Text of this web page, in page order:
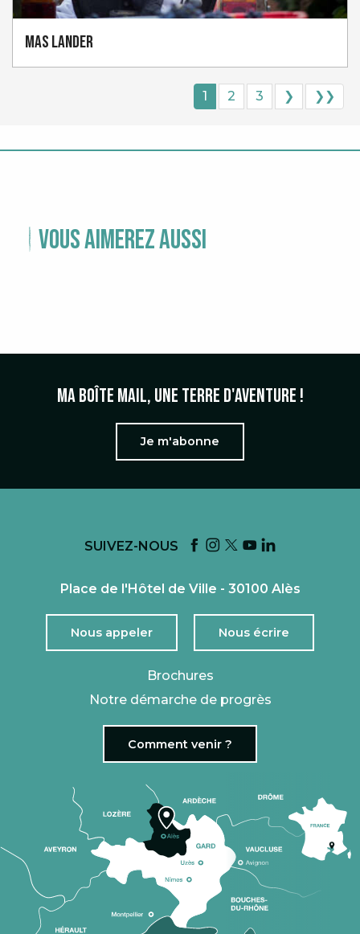
Mas Lander
1 2 3 ❯ ❯❯
Vous aimerez aussi
Ma boîte mail, une terre d'aventure !
Je m'abonne
SUIVEZ-NOUS
Place de l'Hôtel de Ville - 30100 Alès
Nous appeler Nous écrire
Brochures
Notre démarche de progrès
Comment venir ?